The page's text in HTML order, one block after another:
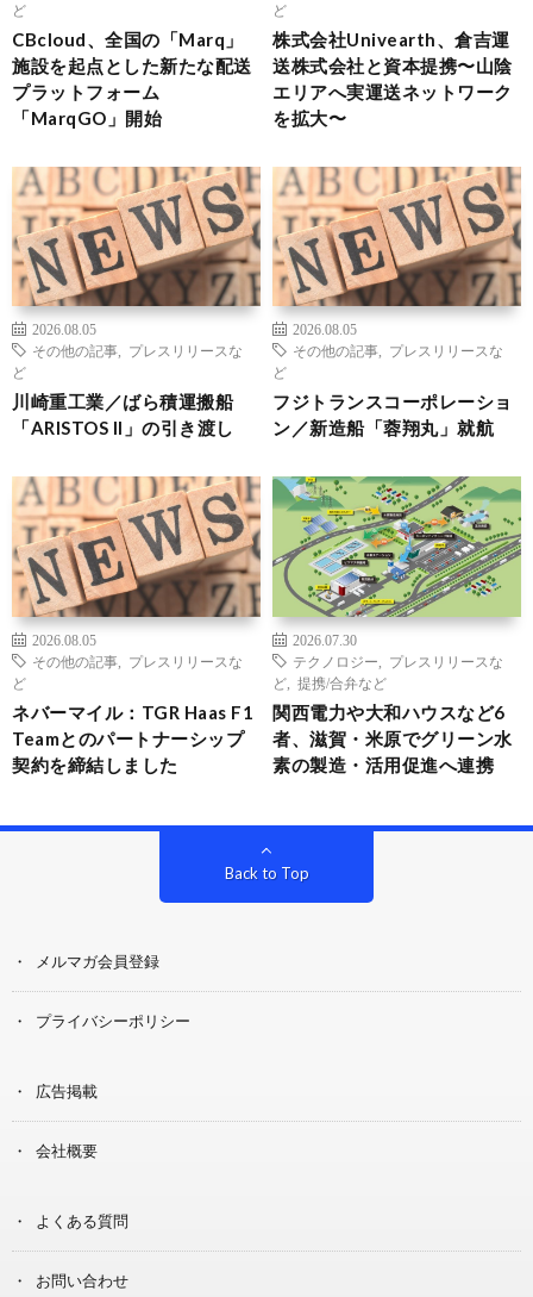
ど
CBcloud、全国の「Marq」
施設を起点とした新たな配送
プラットフォーム
「MarqGO」開始
ど
株式会社Univearth、倉吉運
送株式会社と資本提携〜山陰
エリアへ実運送ネットワーク
を拡大〜
2026.08.05
その他の記事
プレスリリースな
ど
川崎重工業／ばら積運搬船
「ARISTOS II」の引き渡し
2026.08.05
その他の記事
プレスリリースな
ど
フジトランスコーポレーショ
ン／新造船「蓉翔丸」就航
2026.08.05
その他の記事
プレスリリースな
ど
ネバーマイル：TGR Haas F1
Teamとのパートナーシップ
契約を締結しました
2026.07.30
テクノロジー
プレスリリースな
ど
提携/合弁など
関西電力や大和ハウスなど6
者、滋賀・米原でグリーン水
素の製造・活用促進へ連携
Back to Top
メルマガ会員登録
プライバシーポリシー
広告掲載
会社概要
よくある質問
お問い合わせ